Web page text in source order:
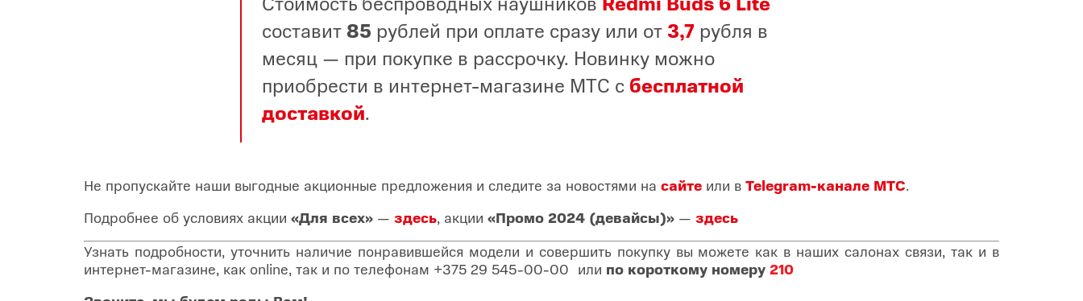
составит 85 рублей при оплате сразу или от 3,7 рубля в
месяц — при покупке в рассрочку. Новинку можно
приобрести в интернет-магазине МТС с бесплатной
доставкой.
Не пропускайте наши выгодные акционные предложения и следите за новостями на сайте или в Telegram-канале МТС.
Подробнее об условиях акции «Для всех» — здесь, акции «Промо 2024 (девайсы)» — здесь
Узнать подробности, уточнить наличие понравившейся модели и совершить покупку вы можете как в наших салонах связи, так и в
интернет-магазине, как online, так и по телефонам +375 29 545-00-00 или по короткому номеру 210